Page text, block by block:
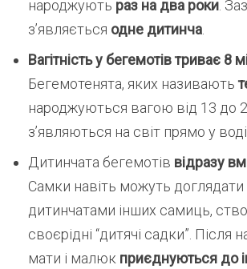
народжують раз на два роки .
з’являється одне дитинча
Вагітність у бегемотів триває 8
Бегемотенята, яких називають
народжуються вагою від 13 до
з’являються на світ прямо у
Дитинчата бегемотів відразу
Самки навіть можуть доглядати
дитинчатами інших самиць,
своєрідні “дитячі садки”. Після
мати і малюк приєднуються до